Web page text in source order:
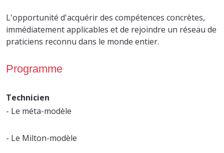
L'opportunité d'acquérir des compétences concrètes,
immédiatement applicables et de rejoindre un réseau de
praticiens reconnu dans le monde entier.
Programme
Technicien
- Le méta-modèle
- Le Milton-modèle